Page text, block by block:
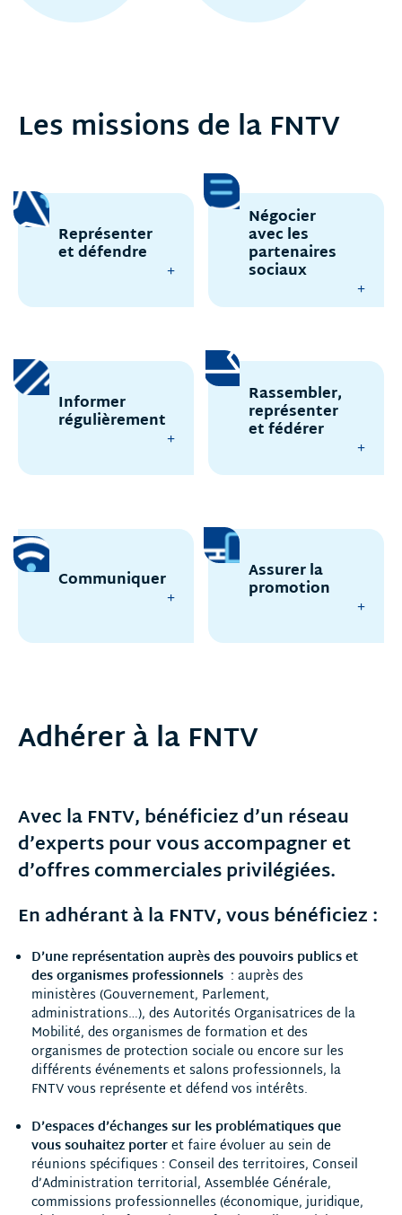
Les missions de la FNTV
Représenter
et défendre
Négocier
avec les
partenaires
sociaux
Informer
régulièrement
Rassembler,
représenter
et fédérer
Communiquer Assurer la
promotion
Adhérer à la FNTV
Avec la FNTV, bénéficiez d’un réseau
d’experts pour vous accompagner et
d’offres commerciales privilégiées.
En adhérant à la FNTV, vous bénéficiez :
D’une représentation auprès des pouvoirs publics et
des organismes professionnels : auprès des
ministères (Gouvernement, Parlement,
administrations…), des Autorités Organisatrices de la
Mobilité, des organismes de formation et des
organismes de protection sociale ou encore sur les
différents événements et salons professionnels, la
FNTV vous représente et défend vos intérêts.
D’espaces d’échanges sur les problématiques que
vous souhaitez porteret faire évoluer au sein de
réunions spécifiques : Conseil des territoires, Conseil
d’Administration territorial, Assemblée Générale,
commissions professionnelles (économique, juridique,